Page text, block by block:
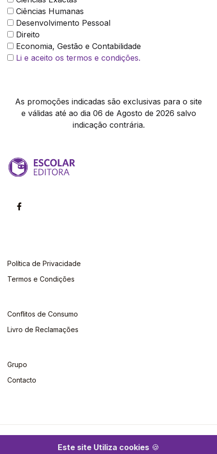
Este site Utiliza cookies 🍪
Ciências Humanas
Desenvolvimento Pessoal
Direito
Economia, Gestão e Contabilidade
Li e aceito os termos e condições.
As promoções indicadas são exclusivas para o site
e válidas até ao dia 06 de Agosto de 2026 salvo
indicação contrária.
Política de Privacidade
Termos e Condições
Conflitos de Consumo
Livro de Reclamações
Grupo
Contacto
©2026 Escolar. Todos os direitos reservados